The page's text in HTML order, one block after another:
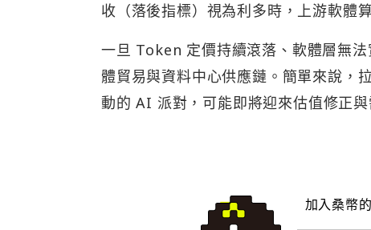
收（落後指標）視為利多時，上游軟體
一旦 Token 定價持續滾落、軟體層無
體貿易與資料中心供應鏈。簡單來說，
動的 AI 派對，可能即將迎來估值修正
加入桑幣